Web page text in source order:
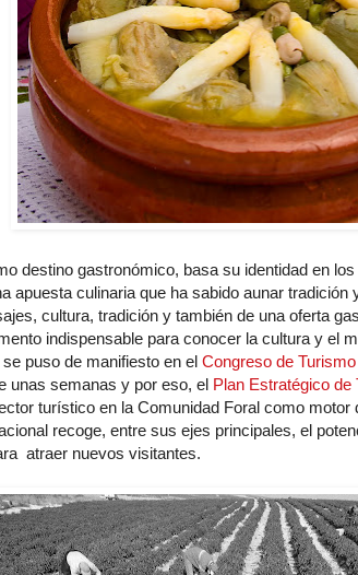
destino gastronómico, basa su identidad en
apuesta culinaria que ha sabido aunar
cultura, tradición y también de una oferta
indispensable para conocer la cultura y el
puso de manifiesto en el Congreso de
unas semanas y por eso, el Plan Estratégico de
turístico en la Comunidad Foral como motor
recoge, entre sus ejes principales, el
atraer nuevos visitantes.